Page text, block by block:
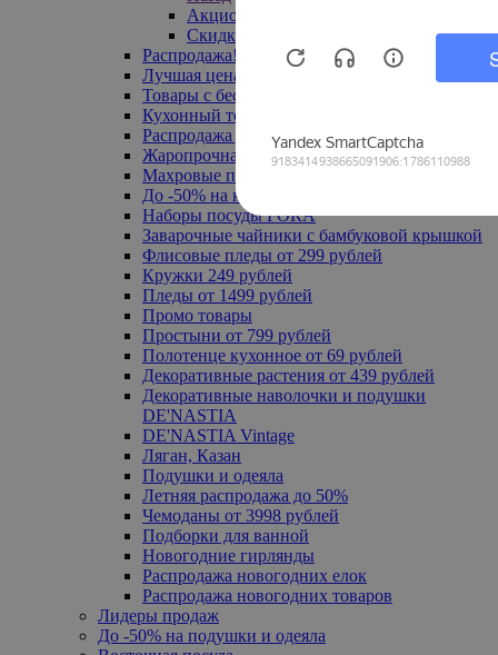
Акционные товары
Скидка 20% по промокоду
Распродажа! Ульяновск до -70%
Лучшая цена
Товары с бесплатной доставкой
Кухонный текстиль
Распродажа до -50%
Жаропрочная посуда
Махровые полотенца
До -50% на ковры
Наборы посуды FORA
Заварочные чайники с бамбуковой крышкой
Флисовые пледы от 299 рублей
Кружки 249 рублей
Пледы от 1499 рублей
Промо товары
Простыни от 799 рублей
Полотенце кухонное от 69 рублей
Декоративные растения от 439 рублей
Декоративные наволочки и подушки
DE'NASTIA
DE'NASTIA Vintage
Ляган, Казан
Подушки и одеяла
Летняя распродажа до 50%
Чемоданы от 3998 рублей
Подборки для ванной
Новогодние гирлянды
Распродажа новогодних елок
Распродажа новогодних товаров
Лидеры продаж
До -50% на подушки и одеяла